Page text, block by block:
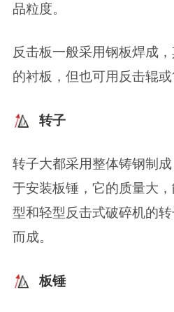
品粒度。
反击板一般采用钢板焊成
的衬板，但也可用反击辊或
转子
转子大都采用整体铸钢制
于安装板锤，它的质量大
型和轻型反击式破碎机的
而成。
板锤